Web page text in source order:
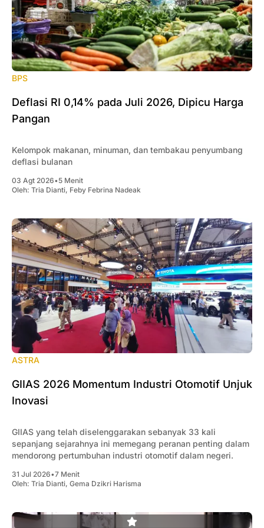
BPS
Deflasi RI 0,14% pada Juli 2026, Dipicu Harga
Pangan
Kelompok makanan, minuman, dan tembakau penyumbang
deflasi bulanan
03 Agt 2026•5 Menit
Oleh: Tria Dianti, Feby Febrina Nadeak
ASTRA
GIIAS 2026 Momentum Industri Otomotif Unjuk
Inovasi
GIIAS yang telah diselenggarakan sebanyak 33 kali
sepanjang sejarahnya ini memegang peranan penting dalam
mendorong pertumbuhan industri otomotif dalam negeri.
31 Jul 2026•7 Menit
Oleh: Tria Dianti, Gema Dzikri Harisma